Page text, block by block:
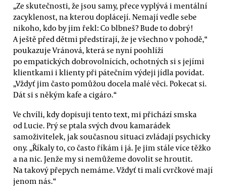
„Ze skutečnosti, že jsou samy, přece vyplývá i mentální
zacyklenost, na kterou doplácejí. Nemají vedle sebe
nikoho, kdo by jim řekl: Co blbneš? Bude to dobrý!
A ještě před dětmi předstírají, že je všechno v pohodě,“
poukazuje Vránová, která se nyní poohlíží
po empatických dobrovolnících, ochotných si s jejími
klientkami i klienty při pátečním výdeji jídla povídat.
„Vždyť jim často pomůžou docela malé věci. Pokecat si.
Dát si s někým kafe a cigáro.“
Ve chvíli, kdy dopisuji tento text, mi přichází smska
od Lucie. Prý se ptala svých dvou kamarádek
samoživitelek, jak současnou situaci zvládají psychicky
ony. „Říkaly to, co často říkám i já. Je jim stále více těžko
a na nic. Jenže my si nemůžeme dovolit se hroutit.
Na takový přepych nemáme. Vždyť ti malí cvrčkové mají
jenom nás.“